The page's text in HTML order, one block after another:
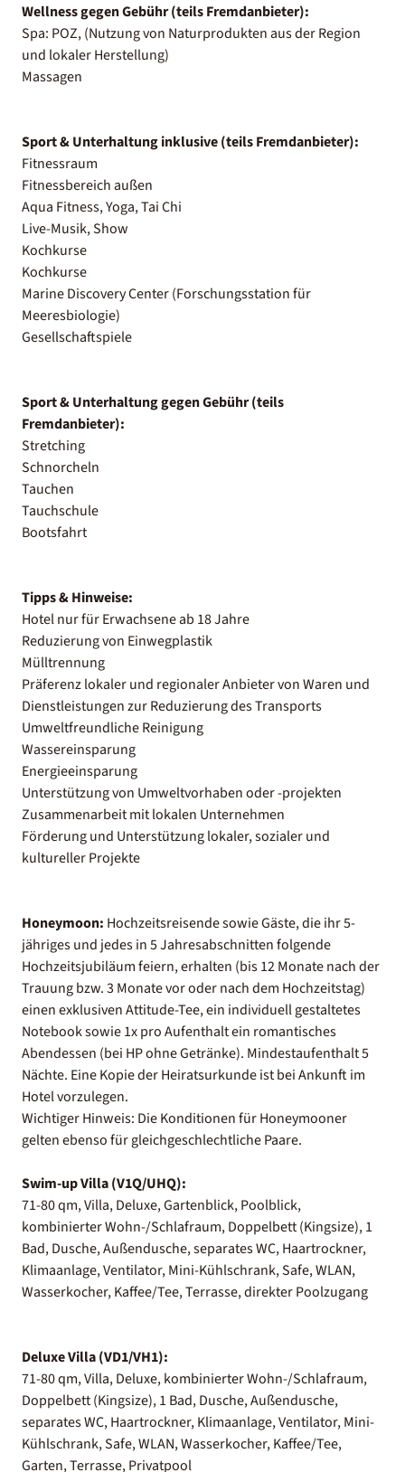
Wellness gegen Gebühr (teils Fremdanbieter):
Spa: POZ, (Nutzung von Naturprodukten aus der Region
und lokaler Herstellung)
Massagen
Sport & Unterhaltung inklusive (teils Fremdanbieter):
Fitnessraum
Fitnessbereich außen
Aqua Fitness, Yoga, Tai Chi
Live-Musik, Show
Kochkurse
Kochkurse
Marine Discovery Center (Forschungsstation für
Meeresbiologie)
Gesellschaftspiele
Sport & Unterhaltung gegen Gebühr (teils
Fremdanbieter):
Stretching
Schnorcheln
Tauchen
Tauchschule
Bootsfahrt
Tipps & Hinweise:
Hotel nur für Erwachsene ab 18 Jahre
Reduzierung von Einwegplastik
Mülltrennung
Präferenz lokaler und regionaler Anbieter von Waren und
Dienstleistungen zur Reduzierung des Transports
Umweltfreundliche Reinigung
Wassereinsparung
Energieeinsparung
Unterstützung von Umweltvorhaben oder -projekten
Zusammenarbeit mit lokalen Unternehmen
Förderung und Unterstützung lokaler, sozialer und
kultureller Projekte
Honeymoon: Hochzeitsreisende sowie Gäste, die ihr 5-
jähriges und jedes in 5 Jahresabschnitten folgende
Hochzeitsjubiläum feiern, erhalten (bis 12 Monate nach der
Trauung bzw. 3 Monate vor oder nach dem Hochzeitstag)
einen exklusiven Attitude-Tee, ein individuell gestaltetes
Notebook sowie 1x pro Aufenthalt ein romantisches
Abendessen (bei HP ohne Getränke). Mindestaufenthalt 5
Nächte. Eine Kopie der Heiratsurkunde ist bei Ankunft im
Hotel vorzulegen.
Wichtiger Hinweis: Die Konditionen für Honeymooner
gelten ebenso für gleichgeschlechtliche Paare.
Swim-up Villa (V1Q/UHQ):
71-80 qm, Villa, Deluxe, Gartenblick, Poolblick,
kombinierter Wohn-/Schlafraum, Doppelbett (Kingsize), 1
Bad, Dusche, Außendusche, separates WC, Haartrockner,
Klimaanlage, Ventilator, Mini-Kühlschrank, Safe, WLAN,
Wasserkocher, Kaffee/Tee, Terrasse, direkter Poolzugang
Deluxe Villa (VD1/VH1):
71-80 qm, Villa, Deluxe, kombinierter Wohn-/Schlafraum,
Doppelbett (Kingsize), 1 Bad, Dusche, Außendusche,
separates WC, Haartrockner, Klimaanlage, Ventilator, Mini-
Kühlschrank, Safe, WLAN, Wasserkocher, Kaffee/Tee,
Garten, Terrasse, Privatpool